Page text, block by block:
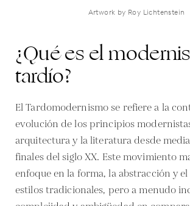
Artwork by Roy Lichtenstein
¿Qué es el
tardío?
El Tardomodernismo se refiere a la
evolución de los principios
arquitectura y la literatura desde
finales del siglo XX. Este movimiento
enfoque en la forma, la abstracción y
estilos tradicionales, pero a menudo